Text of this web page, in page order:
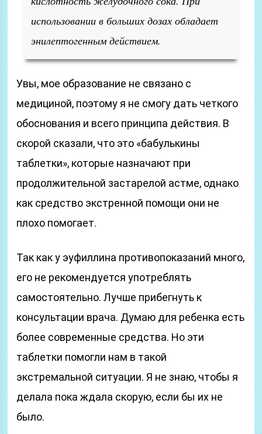
использовании в больших дозах обладает
энилептогенным действием.
Увы, мое образование не связано с
медициной, поэтому я не смогу дать четкого
обоснования и всего принципа действия. В
скорой сказали, что это «бабулькины
таблетки», которые назначают при
продолжительной застарелой астме, однако
как средство экстренной помощи они не
плохо помогает.
Так как у эуфиллина противопоказаний много,
его не рекомендуется употреблять
самостоятельно. Лучше прибегнуть к
консультации врача. Думаю для ребенка есть
более современные средства. Но эти
таблетки помогли нам в такой
экстремальной ситуации. Я не знаю, чтобы я
делала пока ждала скорую, если бы их не
было.